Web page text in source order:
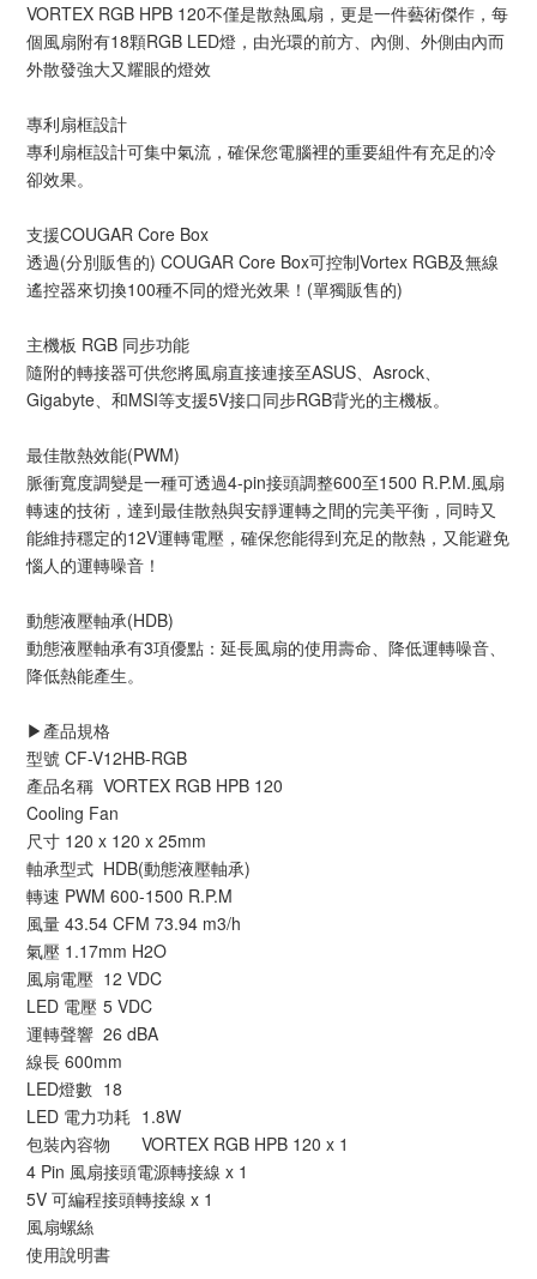
VORTEX RGB HPB 120不僅是散熱風扇，更是一件藝術傑作，每
個風扇附有18顆RGB LED燈，由光環的前方、內側、外側由內而
外散發強大又耀眼的燈效
專利扇框設計
專利扇框設計可集中氣流，確保您電腦裡的重要組件有充足的冷
卻效果。
支援COUGAR Core Box
透過(分別販售的) COUGAR Core Box可控制Vortex RGB及無線
遙控器來切換100種不同的燈光效果！(單獨販售的)
主機板 RGB 同步功能
隨附的轉接器可供您將風扇直接連接至ASUS、Asrock、
Gigabyte、和MSI等支援5V接口同步RGB背光的主機板。
最佳散熱效能(PWM)
脈衝寬度調變是一種可透過4-pin接頭調整600至1500 R.P.M.風扇
轉速的技術，達到最佳散熱與安靜運轉之間的完美平衡，同時又
能維持穩定的12V運轉電壓，確保您能得到充足的散熱，又能避免
惱人的運轉噪音！
動態液壓軸承(HDB)
動態液壓軸承有3項優點：延長風扇的使用壽命、降低運轉噪音、
降低熱能產生。
▶️產品規格
型號	CF-V12HB-RGB
產品名稱	VORTEX RGB HPB 120
Cooling Fan
尺寸	120 x 120 x 25mm
軸承型式	HDB(動態液壓軸承)
轉速	PWM 600-1500 R.P.M
風量	43.54 CFM 73.94 m3/h
氣壓	1.17mm H2O
風扇電壓	12 VDC
LED 電壓	5 VDC
運轉聲響	26 dBA
線長	600mm
LED燈數	18
LED 電力功耗	1.8W
包裝內容物	VORTEX RGB HPB 120 x 1
4 Pin 風扇接頭電源轉接線 x 1
5V 可編程接頭轉接線 x 1
風扇螺絲
使用說明書